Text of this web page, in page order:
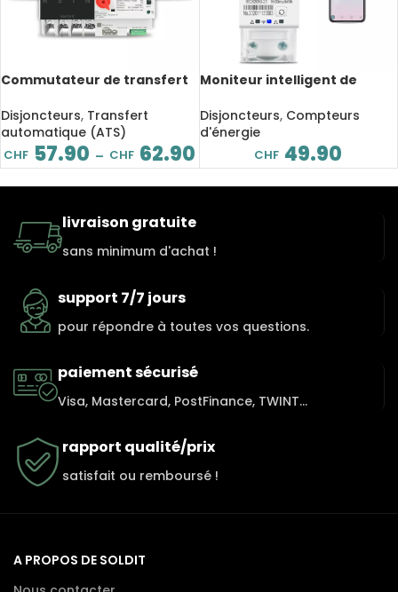
Commutateur de transfert
alimentation, ATS, MCB,
jusqu’à 125A
Disjoncteurs, Transfert
automatique (ATS)
CHF 57.90 – CHF 62.90
Moniteur intelligent de
WIFI, monophasé, wattmètre
220V 50/60Hz
Disjoncteurs, Compteurs
d'énergie
CHF 49.90
livraison gratuite
sans minimum d'achat !
support 7/7 jours
pour répondre à toutes vos questions.
paiement sécurisé
Visa, Mastercard, PostFinance, TWINT...
rapport qualité/prix
satisfait ou remboursé !
A PROPOS DE SOLDIT